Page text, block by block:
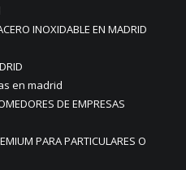
INOXIDABLE EN MADRID
en madrid
DE EMPRESAS
PARA PARTICULARES O